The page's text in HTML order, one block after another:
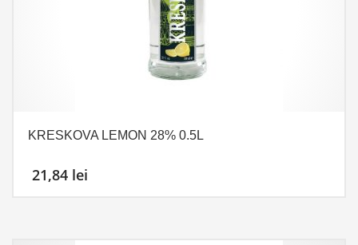
KRESKOVA LEMON 28% 0.5L
21,84 lei